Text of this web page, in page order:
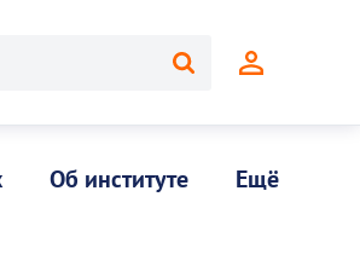
Об институте Ещё